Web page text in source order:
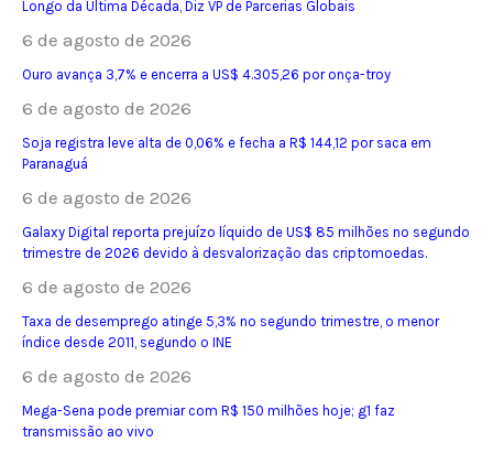
Longo da Última Década, Diz VP de Parcerias Globais
6 de agosto de 2026
Ouro avança 3,7% e encerra a US$ 4.305,26 por onça-troy
6 de agosto de 2026
Soja registra leve alta de 0,06% e fecha a R$ 144,12 por saca em
Paranaguá
6 de agosto de 2026
Galaxy Digital reporta prejuízo líquido de US$ 85 milhões no segundo
trimestre de 2026 devido à desvalorização das criptomoedas.
6 de agosto de 2026
Taxa de desemprego atinge 5,3% no segundo trimestre, o menor
índice desde 2011, segundo o INE
6 de agosto de 2026
Mega-Sena pode premiar com R$ 150 milhões hoje; g1 faz
transmissão ao vivo